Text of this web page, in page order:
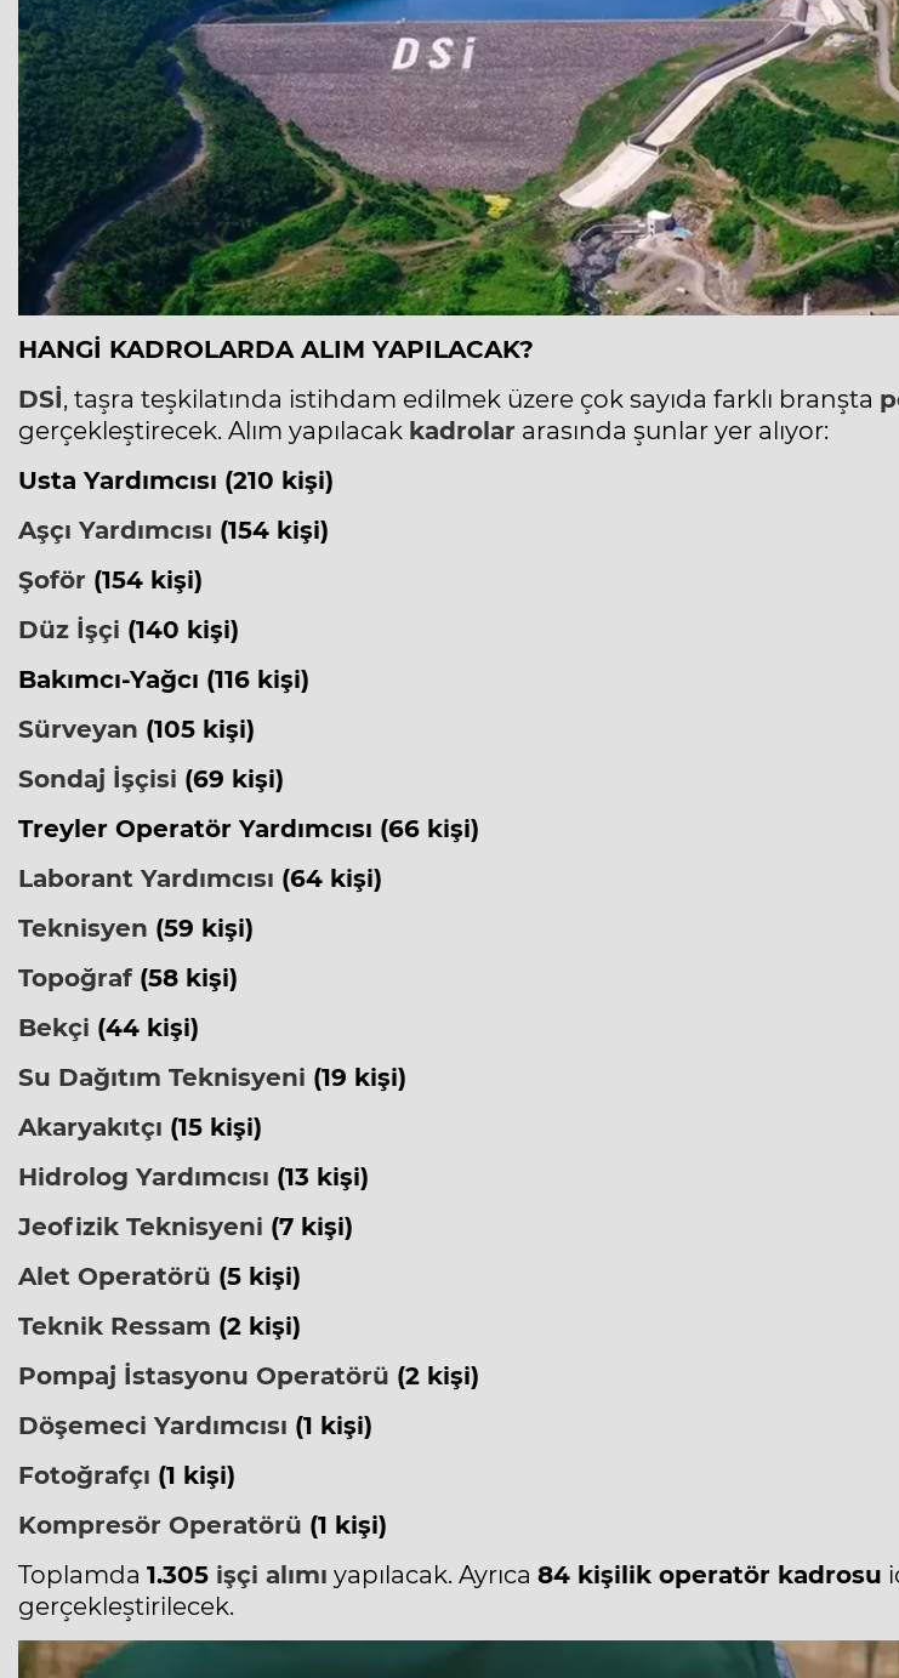
HANGİ KADROLARDA ALIM YAPILACAK?
DSİ, taşra teşkilatında istihdam edilmek üzere çok sayıda farklı branşta
gerçekleştirecek. Alım yapılacak kadrolar arasında şunlar yer alıyor:
Usta Yardımcısı (210 kişi)
Aşçı Yardımcısı (154 kişi)
Şoför (154 kişi)
Düz İşçi (140 kişi)
Bakımcı-Yağcı (116 kişi)
Sürveyan (105 kişi)
Sondaj İşçisi (69 kişi)
Treyler Operatör Yardımcısı (66 kişi)
Laborant Yardımcısı (64 kişi)
Teknisyen (59 kişi)
Topoğraf(58 kişi)
Bekçi (44 kişi)
Su Dağıtım Teknisyeni (19 kişi)
Akaryakıtçı (15 kişi)
Hidrolog Yardımcısı (13 kişi)
Jeofizik Teknisyeni (7 kişi)
Alet Operatörü (5 kişi)
Teknik Ressam (2 kişi)
Pompaj İstasyonu Operatörü (2 kişi)
Döşemeci Yardımcısı (1 kişi)
Fotoğrafçı (1 kişi)
Kompresör Operatörü (1 kişi)
Toplamda 1.305 işçi alımı yapılacak. Ayrıca 84 kişilik operatör kadrosu
gerçekleştirilecek.